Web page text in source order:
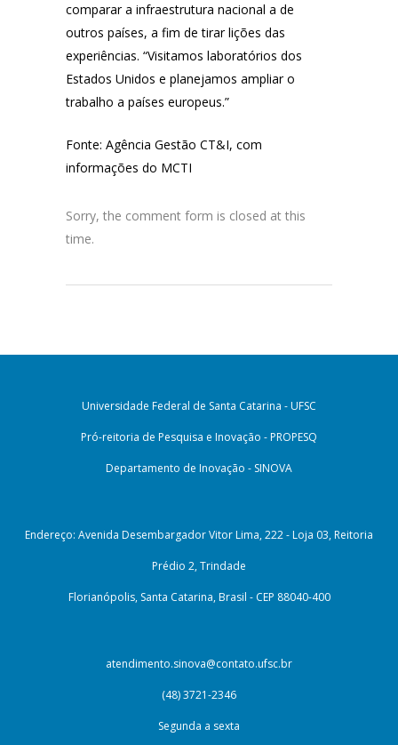
comparar a infraestrutura nacional a de
outros países, a fim de tirar lições das
experiências. “Visitamos laboratórios dos
Estados Unidos e planejamos ampliar o
trabalho a países europeus.”
Fonte: Agência Gestão CT&I, com
informações do MCTI
Sorry, the comment form is closed at this
time.
Universidade Federal de Santa Catarina - UFSC
Pró-reitoria de Pesquisa e Inovação - PROPESQ
Departamento de Inovação - SINOVA
Endereço: Avenida Desembargador Vitor Lima, 222 - Loja 03, Reitoria
Prédio 2, Trindade
Florianópolis, Santa Catarina, Brasil - CEP 88040-400
atendimento.sinova@contato.ufsc.br
(48) 3721-2346
Segunda a sexta